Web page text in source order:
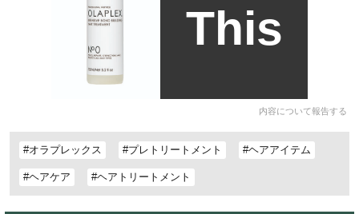
This
内容について報告する
#オラプレックス #プレトリートメント #ヘアアイテム
#ヘアケア #ヘアトリートメント